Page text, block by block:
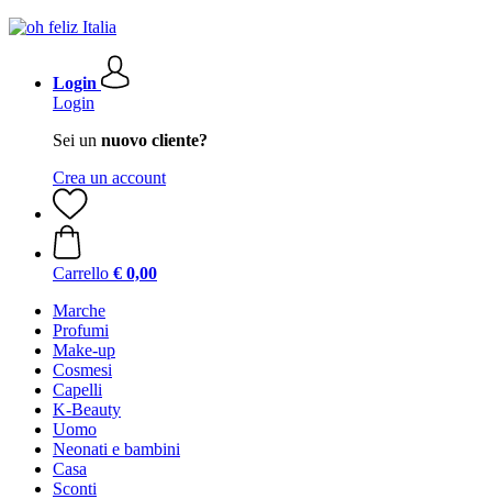
Login
Login
Sei un nuovo cliente?
Crea un account
Carrello € 0,00
Marche
Profumi
Make-up
Cosmesi
Capelli
K-Beauty
Uomo
Neonati e bambini
Casa
Sconti